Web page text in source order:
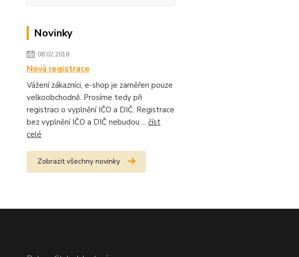
Novinky
08.02.2018
Nová registrace
Vážení zákazníci, e-shop je zaměřen pouze
velkoobchodně. Prosíme tedy při
registraci o vyplnění IČO a DIČ. Registrace
bez vyplnění IČO a DIČ nebudou ... číst
celé
Zobrazit všechny novinky